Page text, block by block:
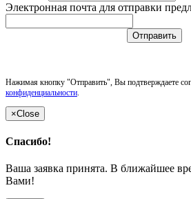
Электронная почта для отправки
Отправить
Нажимая кнопку "Отправить", Вы подтверждаете
конфиденциальности.
×Close
Спасибо!
Ваша заявка принята. В ближайшее
Вами!